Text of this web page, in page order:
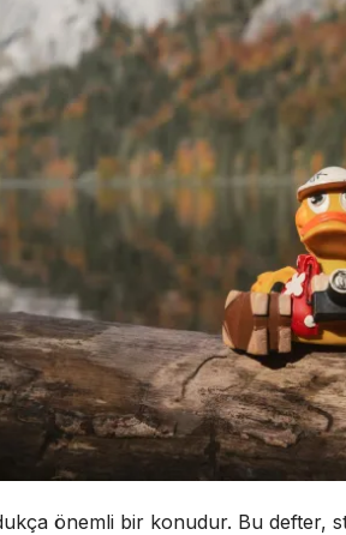
önemli bir konudur. Bu defter,